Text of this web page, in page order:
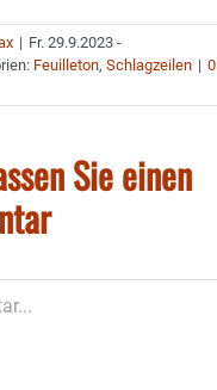
| Fr. 29.9.2023 -
Feuilleton,Schlagzeilen | 0
Sie einen